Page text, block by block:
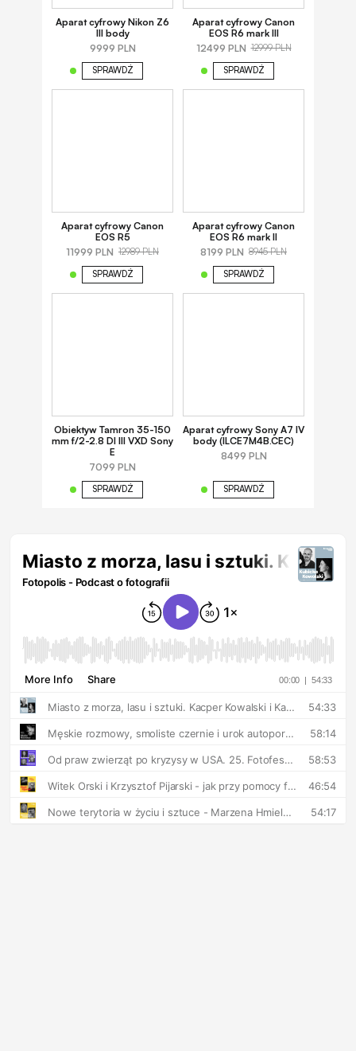
Aparat cyfrowy Nikon Z6
III body
9999 PLN
SPRAWDŹ
Aparat cyfrowy Canon
EOS R6 mark III
12499 PLN 12999 PLN
SPRAWDŹ
Aparat cyfrowy Canon
EOS R5
11999 PLN 12989 PLN
SPRAWDŹ
Aparat cyfrowy Canon
EOS R6 mark II
8199 PLN 8945 PLN
SPRAWDŹ
Obiektyw Tamron 35-150
mm f/2-2.8 DI III VXD Sony
E
7099 PLN
SPRAWDŹ
Aparat cyfrowy Sony A7 IV
body (ILCE7M4B.CEC)
8499 PLN
SPRAWDŹ